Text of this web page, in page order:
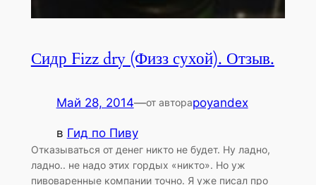
Сидр Fizz dry (Физз сухой). Отзыв.
Май 28, 2014—от автораpoyandex
в Гид по Пиву
Отказываться от денег никто не будет. Ну ладно,
ладно.. не надо этих гордых «никто». Но уж
пивоваренные компании точно. Я уже писал про